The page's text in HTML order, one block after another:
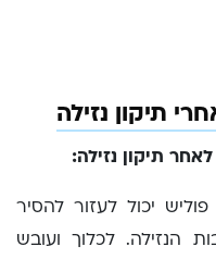
תיקון נזילה
תיקון נזילה:
פוליש יכול לעזור להסיר
הנזילה. לכלוך ועובש